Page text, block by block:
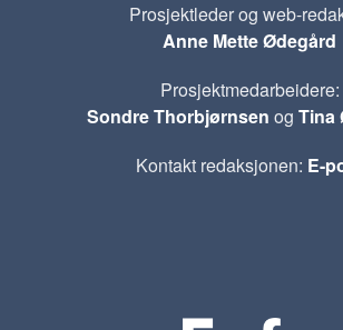
Prosjektleder og web-
Anne Mette Ødegård
Prosjektmedarbeidere:
Sondre Thorbjørnsen og Tina
Kontakt redaksjonen: E-